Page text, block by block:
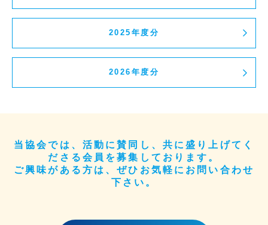
2025年度分
2026年度分
当協会では、活動に賛同し、共に盛り上げてく
ださる会員を募集しております。
ご興味がある方は、ぜひお気軽にお問い合わせ
下さい。